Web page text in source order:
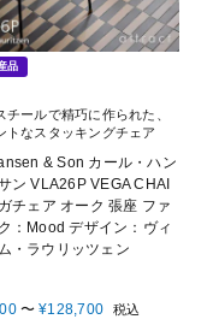
品
チールで精巧に作られた、
トなスタッキングチェア
& Son カール・ハン
ン VLA26P VEGA CHAI
チェア オーク 張座 ファ
：Mood デザイン：ヴィ
・ラウリッツェン
〜 ¥128,700 税込